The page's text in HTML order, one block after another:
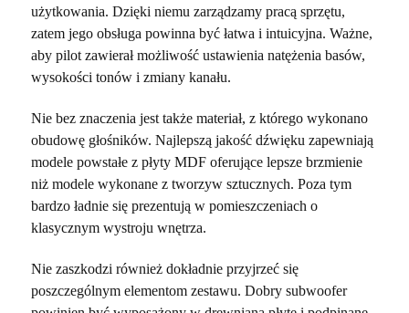
użytkowania. Dzięki niemu zarządzamy pracą sprzętu,
zatem jego obsługa powinna być łatwa i intuicyjna. Ważne,
aby pilot zawierał możliwość ustawienia natężenia basów,
wysokości tonów i zmiany kanału.
Nie bez znaczenia jest także materiał, z którego wykonano
obudowę głośników. Najlepszą jakość dźwięku zapewniają
modele powstałe z płyty MDF oferujące lepsze brzmienie
niż modele wykonane z tworzyw sztucznych. Poza tym
bardzo ładnie się prezentują w pomieszczeniach o
klasycznym wystroju wnętrza.
Nie zaszkodzi również dokładnie przyjrzeć się
poszczególnym elementom zestawu. Dobry subwoofer